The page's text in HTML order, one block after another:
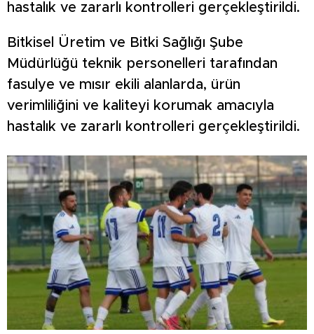
hastalık ve zararlı kontrolleri gerçekleştirildi.
Bitkisel Üretim ve Bitki Sağlığı Şube
Müdürlüğü teknik personelleri tarafından
fasulye ve mısır ekili alanlarda, ürün
verimliliğini ve kaliteyi korumak amacıyla
hastalık ve zararlı kontrolleri gerçekleştirildi.